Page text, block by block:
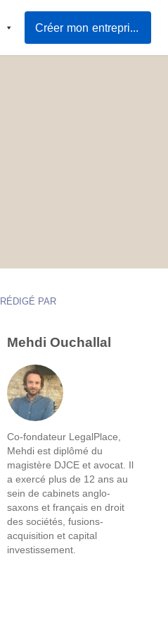
Créer mon entreprise rapidement
RÉDIGÉ PAR
Mehdi Ouchallal
Co-fondateur LegalPlace,
Mehdi est diplômé du
magistère DJCE et avocat. Il
a exercé plus de 12 ans au
sein de cabinets anglo-
saxons et français en droit
des sociétés, fusions-
acquisition et capital
investissement.